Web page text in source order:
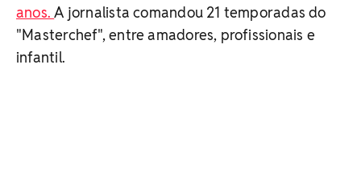
anos.A jornalista comandou 21 temporadas do
"Masterchef", entre amadores, profissionais e
infantil.